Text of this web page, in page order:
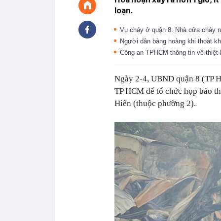
loạn.
Vụ cháy ở quận 8: Nhà cửa cháy
Người dân bàng hoàng khi thoát
Công an TPHCM thông tin về
Ngày 2-4, UBND quận 8 (TP
TP HCM để tổ chức họp báo
Hiển (thuộc phường 2).